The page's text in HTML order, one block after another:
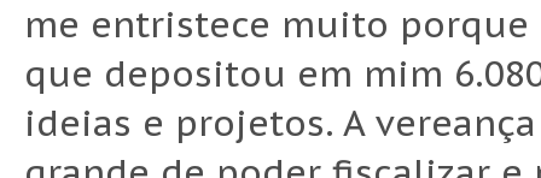
me entristece muito
que depositou em mim
ideias e projetos. A